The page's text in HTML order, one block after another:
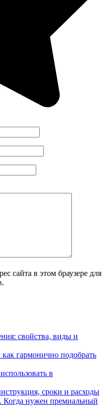
сайта в этом браузере для
свойства, виды и
гармонично подобрать
в
сроки и расходы
Когда нужен премиальный